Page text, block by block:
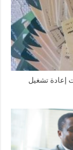
إعادة تشغيل